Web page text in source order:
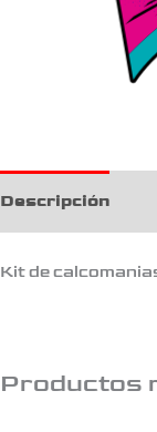
Descripción
Kit de
Productos